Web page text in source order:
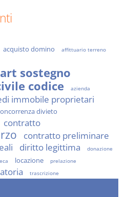
acquisto domino
affittuario terreno
sostegno
codice azienda
immobile proprietari
divieto
contratto
contratto preliminare
diritto legittima donazione
locazione
prelazione
trascrizione